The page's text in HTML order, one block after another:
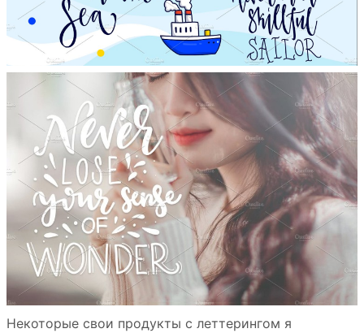
Некоторые свои продукты с леттерингом я